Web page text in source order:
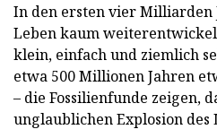
In den ersten vier Milliarden
Leben kaum
klein, einfach und ziemlich
etwa 500 Millionen Jahren
– die Fossilienfunde zeigen,
unglaublichen Explosion des